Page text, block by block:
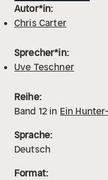
Autor*in:
Chris Carter
Sprecher*in:
Uve Teschner
Reihe:
Band 12 in Ein
Sprache:
Deutsch
Format: